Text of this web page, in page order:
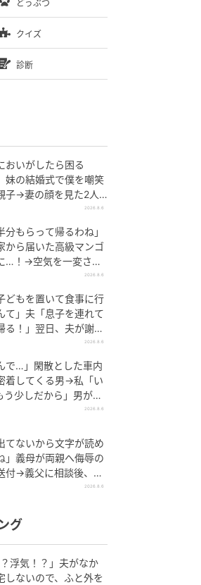
どうぶつ
クイズ
診断
おいがしたら困る
妹の結婚式で僕を嘲笑
子→妻の顔を見た2人
ワケ
2026.8.6
分もらって帰るわね」
から届いた高級マンゴ
…！→空気を一変させ
痛快な一言とは
2026.8.6
どもを置いて食事に行
て」夫「息子を連れて
る！」翌日、夫が謝罪
ケ
2026.8.6
で…」閑散とした車内
着してくる男→私「い
少しだから」男が血
逃げたワケ
2026.8.6
てないから文字が読め
」義母が両親へ侮辱の
付→義父に相談後、訪
は
2026.8.6
グ
浮気！？」夫がなか
しないので、ふと外を